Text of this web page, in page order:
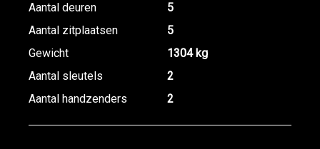
Aantal deuren
5
Aantal zitplaatsen
5
Gewicht
1304 kg
Aantal sleutels
2
Aantal handzenders
2